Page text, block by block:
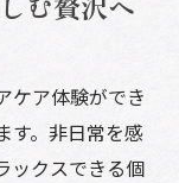
ケア体験ができ
す。非日常を感
ックスできる個